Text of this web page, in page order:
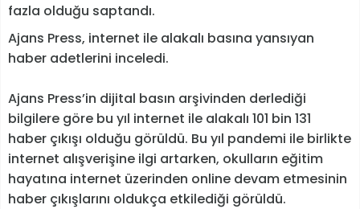
fazla olduğu saptandı.
Ajans Press, internet ile alakalı basına yansıyan
haber adetlerini inceledi.
Ajans Press’in dijital basın arşivinden derlediği
bilgilere göre bu yıl internet ile alakalı 101 bin 131
haber çıkışı olduğu görüldü. Bu yıl pandemi ile birlikte
internet alışverişine ilgi artarken, okulların eğitim
hayatına internet üzerinden online devam etmesinin
haber çıkışlarını oldukça etkilediği görüldü.